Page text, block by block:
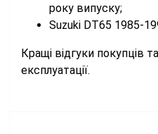
року випуску;
Suzuki DT65 1985-
Кращі відгуки покупців
експлуатації.